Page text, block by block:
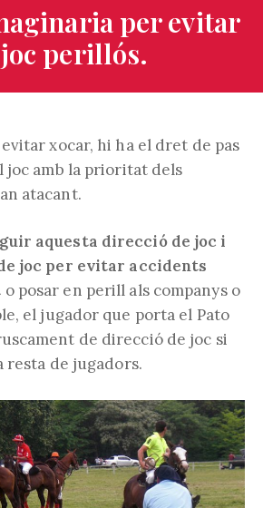
per evitar
perillós.
evitar xocar, hi ha el dret de pas
joc amb la prioritat dels
atacant.
aquesta direcció de joc i
joc per evitar accidents
o posar en perill als companys o
el jugador que porta el Pato
de direcció de joc si
resta de jugadors.